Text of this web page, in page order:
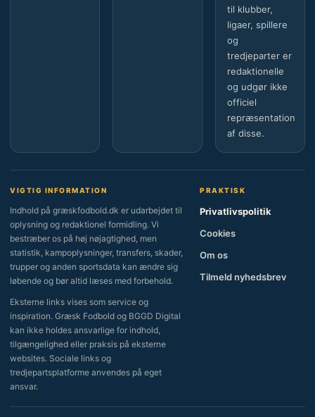
til klubber,
ligaer, spillere
og
tredjeparter er
redaktionelle
og udgør ikke
officiel
repræsentation
af disse.
VIGTIG INFORMATION
Indhold på græskfodbold.dk er udarbejdet til
oplysning og redaktionel formidling. Vi
bestræber os på høj nøjagtighed, men
statistik, kampoplysninger, transfers, skader,
trupper og anden sportsdata kan ændre sig
løbende og bør altid læses med forbehold.
Eksterne links vises som service og
inspiration. Græsk Fodbold og BGGD Digital
kan ikke holdes ansvarlige for indhold,
tilgængelighed eller praksis på eksterne
websites. Sociale links og
tredjepartsplatforme anvendes på eget
ansvar.
PRAKTISK
Privatlivspolitik
Cookies
Om os
Tilmeld nyhedsbrev